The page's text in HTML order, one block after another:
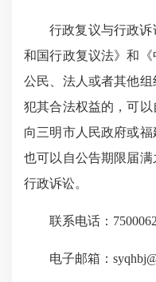
行政复议与行政
和国行政复议法》和《
公民、法人或者其他
犯其合法权益的，可
向三明市人民政府或福
也可以自公告期限届
行政诉讼。
联系电话：
电子邮箱：